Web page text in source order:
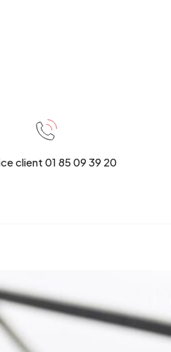
client 01 85 09 39 20